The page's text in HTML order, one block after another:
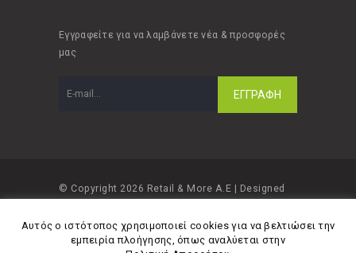
Εγγραφείτε για να λαμβάνετε νέα & προσφορές
μας
© Copyright 2026 Retail & More A.E | Designed
Αυτός ο ιστότοπος χρησιμοποιεί cookies για να βελτιώσει την
εμπειρία πλοήγησης, όπως αναλύεται στην